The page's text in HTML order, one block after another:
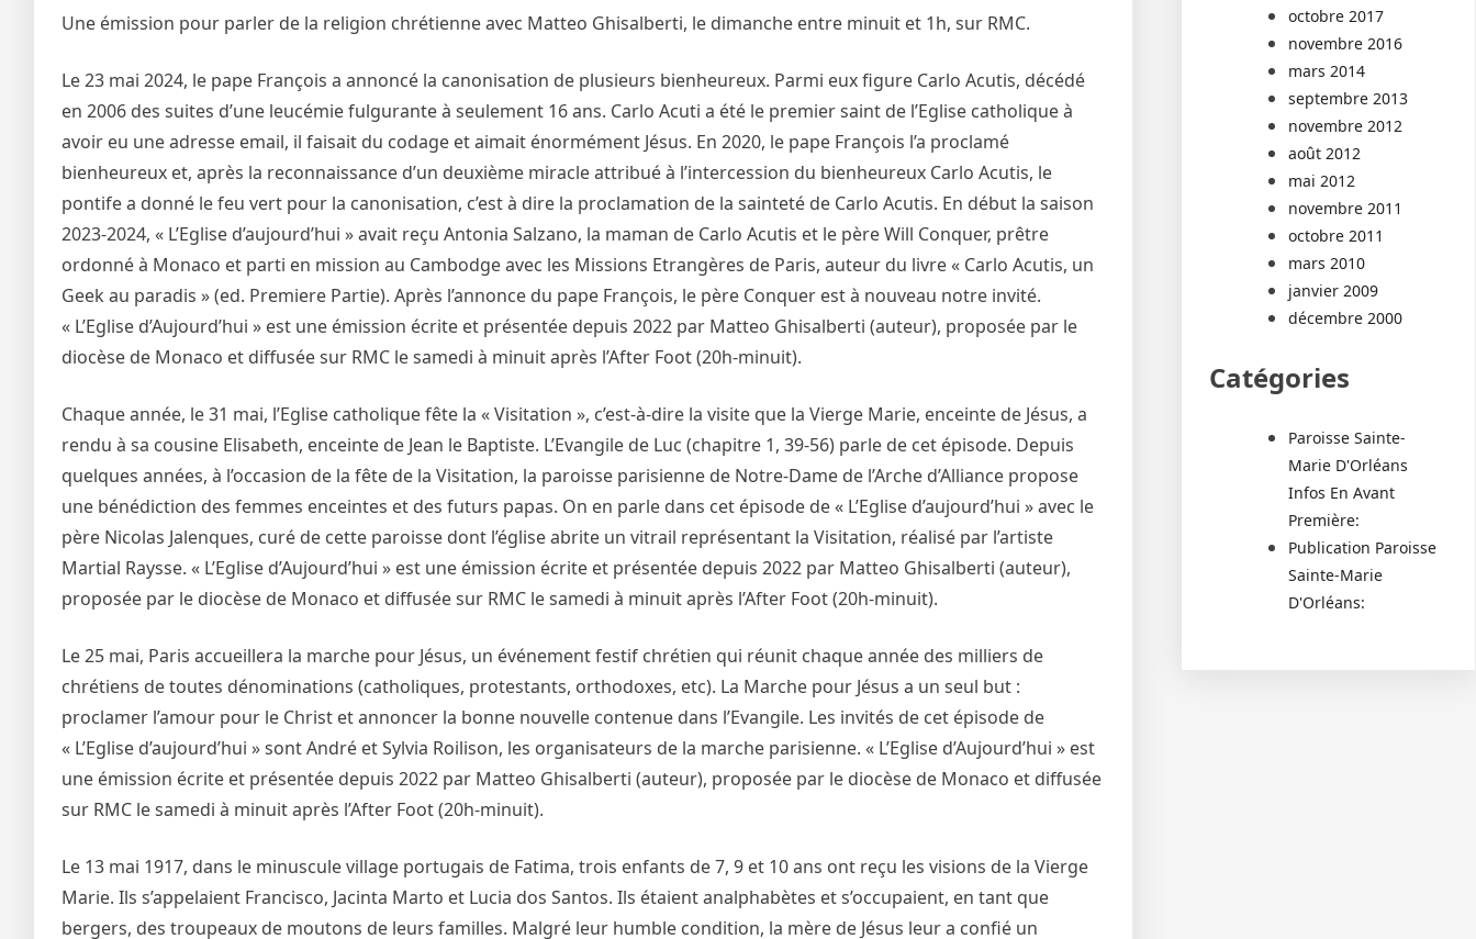
Une émission pour parler de la religion chrétienne avec Matteo Ghisalberti, le dimanche entre minuit et 1h, sur RMC.
Le 23 mai 2024, le pape François a annoncé la canonisation de plusieurs bienheureux. Parmi eux figure Carlo Acutis, décédé
en 2006 des suites d’une leucémie fulgurante à seulement 16 ans. Carlo Acuti a été le premier saint de l’Eglise catholique à
avoir eu une adresse email, il faisait du codage et aimait énormément Jésus. En 2020, le pape François l’a proclamé
bienheureux et, après la reconnaissance d’un deuxième miracle attribué à l’intercession du bienheureux Carlo Acutis, le
pontife a donné le feu vert pour la canonisation, c’est à dire la proclamation de la sainteté de Carlo Acutis. En début la saison
2023-2024, « L’Eglise d’aujourd’hui » avait reçu Antonia Salzano, la maman de Carlo Acutis et le père Will Conquer, prêtre
ordonné à Monaco et parti en mission au Cambodge avec les Missions Etrangères de Paris, auteur du livre « Carlo Acutis, un
Geek au paradis » (ed. Premiere Partie). Après l’annonce du pape François, le père Conquer est à nouveau notre invité.
« L’Eglise d’Aujourd’hui » est une émission écrite et présentée depuis 2022 par Matteo Ghisalberti (auteur), proposée par le
diocèse de Monaco et diffusée sur RMC le samedi à minuit après l’After Foot (20h-minuit).
Chaque année, le 31 mai, l’Eglise catholique fête la « Visitation », c’est-à-dire la visite que la Vierge Marie, enceinte de Jésus, a
rendu à sa cousine Elisabeth, enceinte de Jean le Baptiste. L’Evangile de Luc (chapitre 1, 39-56) parle de cet épisode. Depuis
quelques années, à l’occasion de la fête de la Visitation, la paroisse parisienne de Notre-Dame de l’Arche d’Alliance propose
une bénédiction des femmes enceintes et des futurs papas. On en parle dans cet épisode de « L’Eglise d’aujourd’hui » avec le
père Nicolas Jalenques, curé de cette paroisse dont l’église abrite un vitrail représentant la Visitation, réalisé par l’artiste
Martial Raysse. « L’Eglise d’Aujourd’hui » est une émission écrite et présentée depuis 2022 par Matteo Ghisalberti (auteur),
proposée par le diocèse de Monaco et diffusée sur RMC le samedi à minuit après l’After Foot (20h-minuit).
Le 25 mai, Paris accueillera la marche pour Jésus, un événement festif chrétien qui réunit chaque année des milliers de
chrétiens de toutes dénominations (catholiques, protestants, orthodoxes, etc). La Marche pour Jésus a un seul but :
proclamer l’amour pour le Christ et annoncer la bonne nouvelle contenue dans l’Evangile. Les invités de cet épisode de
« L’Eglise d’aujourd’hui » sont André et Sylvia Roilison, les organisateurs de la marche parisienne. « L’Eglise d’Aujourd’hui » est
une émission écrite et présentée depuis 2022 par Matteo Ghisalberti (auteur), proposée par le diocèse de Monaco et diffusée
sur RMC le samedi à minuit après l’After Foot (20h-minuit).
Le 13 mai 1917, dans le minuscule village portugais de Fatima, trois enfants de 7, 9 et 10 ans ont reçu les visions de la Vierge
Marie. Ils s’appelaient Francisco, Jacinta Marto et Lucia dos Santos. Ils étaient analphabètes et s’occupaient, en tant que
bergers, des troupeaux de moutons de leurs familles. Malgré leur humble condition, la mère de Jésus leur a confié un
octobre 2017
novembre 2016
mars 2014
septembre 2013
novembre 2012
août 2012
mai 2012
novembre 2011
octobre 2011
mars 2010
janvier 2009
décembre 2000
Catégories
Paroisse Sainte-
Marie D'Orléans
Infos En Avant
Première:
Publication Paroisse
Sainte-Marie
D'Orléans: